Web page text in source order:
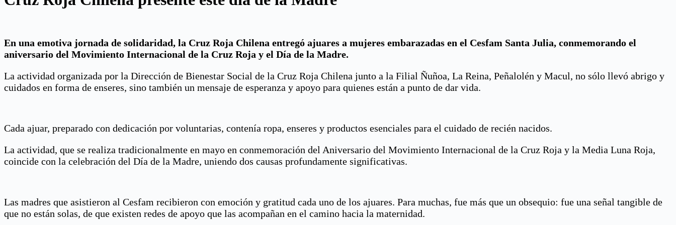
En una emotiva jornada de solidaridad, la Cruz Roja Chilena entregó ajuares a mujeres embarazadas en el Cesfam Santa Julia, conmemorando el
aniversario del Movimiento Internacional de la Cruz Roja y el Día de la Madre.
La actividad organizada por la Dirección de Bienestar Social de la Cruz Roja Chilena junto a la Filial Ñuñoa, La Reina, Peñalolén y Macul, no sólo llevó abrigo y
cuidados en forma de enseres, sino también un mensaje de esperanza y apoyo para quienes están a punto de dar vida.
Cada ajuar, preparado con dedicación por voluntarias, contenía ropa, enseres y productos esenciales para el cuidado de recién nacidos.
La actividad, que se realiza tradicionalmente en mayo en conmemoración del Aniversario del Movimiento Internacional de la Cruz Roja y la Media Luna Roja,
coincide con la celebración del Día de la Madre, uniendo dos causas profundamente significativas.
Las madres que asistieron al Cesfam recibieron con emoción y gratitud cada uno de los ajuares. Para muchas, fue más que un obsequio: fue una señal tangible de
que no están solas, de que existen redes de apoyo que las acompañan en el camino hacia la maternidad.